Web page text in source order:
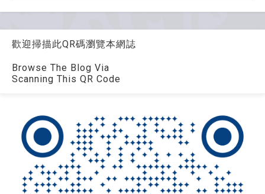
歡迎掃描此QR碼瀏覽本網誌
Browse The Blog Via
Scanning This QR Code